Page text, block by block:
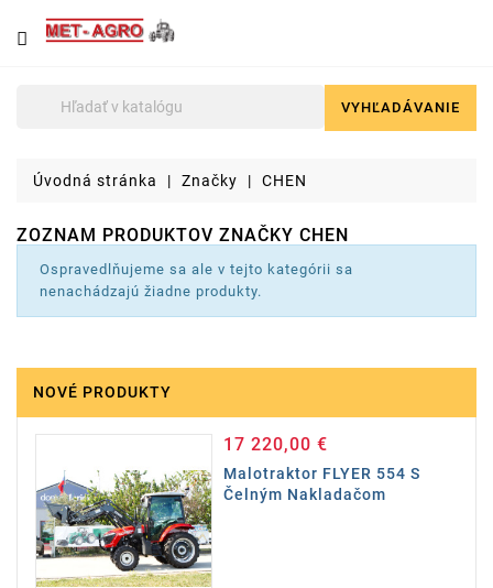
NÁJDETE
U
čelné
nakladače
Brikety
VYHĽADÁVANIE
Úvodná stránka Značky CHEN
ZOZNAM PRODUKTOV ZNAČKY CHEN
Ospravedlňujeme sa ale v tejto kategórii sa
nenachádzajú žiadne produkty.
NOVÉ PRODUKTY
17 220,00 €Cena
Malotraktor FLYER 554 S
Čelným Nakladačom